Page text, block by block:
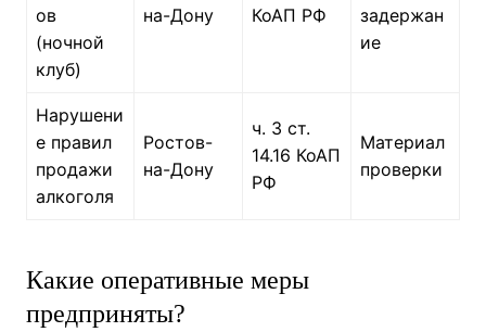
ов
(ночной
клуб)
на-Дону
КоАП РФ
задержан
ие
Нарушени
е правил
продажи
алкоголя
Ростов-
на-Дону
ч. 3 ст.
14.16 КоАП
РФ
Материал
проверки
Какие оперативные меры
предприняты?